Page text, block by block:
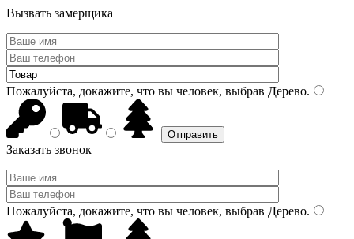
Вызвать замерщика
Пожалуйста, докажите, что вы человек, выбрав Дерево.
Заказать звонок
Пожалуйста, докажите, что вы человек, выбрав Дерево.